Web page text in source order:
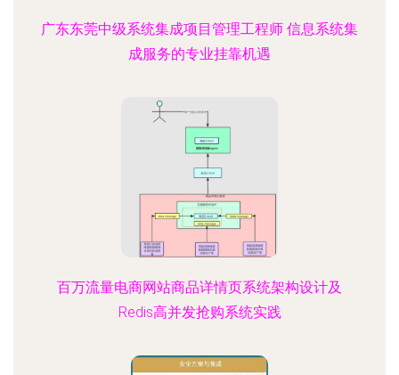
广东东莞中级系统集成项目管理工程师 信息系统集
成服务的专业挂靠机遇
百万流量电商网站商品详情页系统架构设计及
Redis高并发抢购系统实践